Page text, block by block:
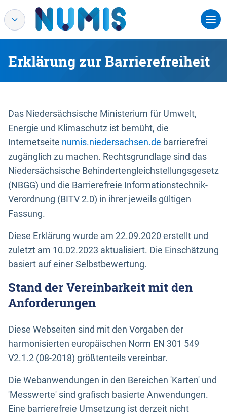
Erklärung zur Barrierefreiheit
Das Niedersächsische Ministerium für Umwelt,
Energie und Klimaschutz ist bemüht, die
Internetseite numis.niedersachsen.de barrierefrei
zugänglich zu machen. Rechtsgrundlage sind das
Niedersächsische Behindertengleichstellungsgesetz
(NBGG) und die Barrierefreie Informationstechnik-
Verordnung (BITV 2.0) in ihrer jeweils gültigen
Fassung.
Diese Erklärung wurde am 22.09.2020 erstellt und
zuletzt am 10.02.2023 aktualisiert. Die Einschätzung
basiert auf einer Selbstbewertung.
Stand der Vereinbarkeit mit den
Anforderungen
Diese Webseiten sind mit den Vorgaben der
harmonisierten europäischen Norm EN 301 549
V2.1.2 (08-2018) größtenteils vereinbar.
Die Webanwendungen in den Bereichen 'Karten' und
'Messwerte' sind grafisch basierte Anwendungen.
Eine barrierefreie Umsetzung ist derzeit nicht